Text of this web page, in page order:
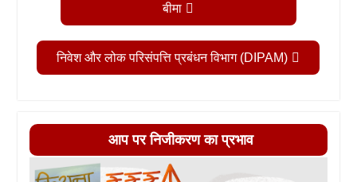
बीमा
निवेश और लोक परिसंपत्ति प्रबंधन विभाग (DIPAM)
आप पर निजीकरण का प्रभाव